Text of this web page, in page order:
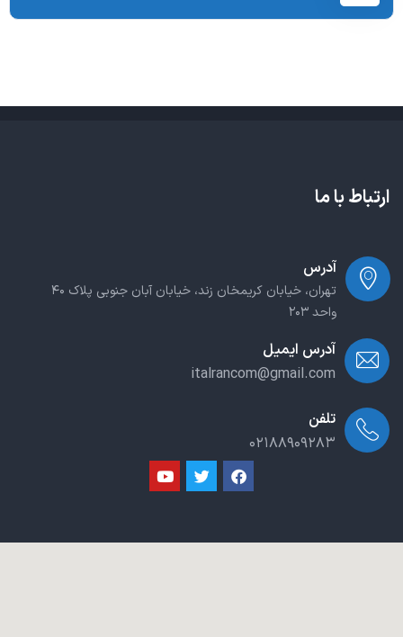
ارتباط با ما
آدرس
تهران، خیابان کریمخان زند، خیابان آبان جنوبی پلاک ۴۰
واحد ۲۰۳
آدرس ایمیل
italrancom@gmail.com
تلفن
۰۲۱۸۸۹۰۹۲۸۳